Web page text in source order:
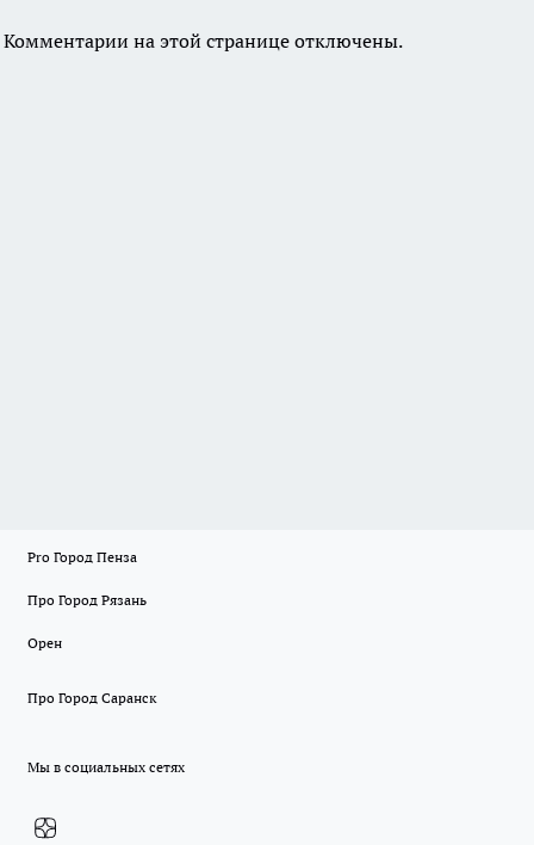
Комментарии на этой странице отключены.
Pro Город Пенза
Про Город Рязань
Орен
Про Город Саранск
Мы в социальных сетях